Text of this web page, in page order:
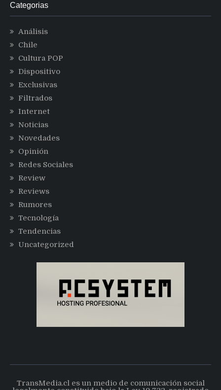
Categorias
Análisis
Chile
Cultura POP
Dispositivo
Exclusivas
Filtrados
Internet
Noticias
Novedades
Opinión
Redes Sociales
Review
Reviews
Rumores
Tecnología
Tendencias
Uncategorized
TransMedia.cl es un medio de comunicación social